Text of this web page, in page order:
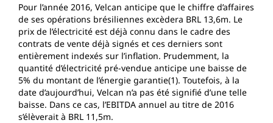
Pour l’année 2016, Velcan anticipe que le chiffre d’affaires
de ses opérations brésiliennes excèdera BRL 13,6m. Le
prix de l’électricité est déjà connu dans le cadre des
contrats de vente déjà signés et ces derniers sont
entièrement indexés sur l’inflation. Prudemment, la
quantité d’électricité pré-vendue anticipe une baisse de
5% du montant de l’énergie garantie(1). Toutefois, à la
date d’aujourd’hui, Velcan n’a pas été signifié d’une telle
baisse. Dans ce cas, l’EBITDA annuel au titre de 2016
s’élèverait à BRL 11,5m.